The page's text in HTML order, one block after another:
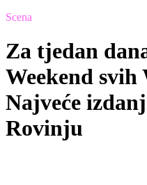
Scena
Za tjedan
Weekend svih
Najveće
Rovinju